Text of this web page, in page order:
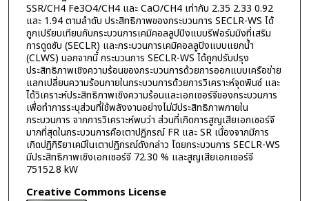
SSR/CH4 Fe3O4/CH4 และ CaO/CH4 เท่ากับ 2.35 2.33 0.92
และ 1.94 ตามลำดับ ประสิทธิภาพของกระบวนการ SECLR-WS ได้
ถูกเปรียบเทียบกับกระบวนการเคมิคอลลูปปิงแบบรีฟอร์มมิงที่เสริม
การดูดซับ (SECLR) และกระบวนการเคมิคอลลูปิงแบบแยกน้ำ
(CLWS) นอกจากนี้ กระบวนการ SECLR-WS ได้ถูกปรับปรุง
ประสิทธิภาพเชิงความร้อนของกระบวนการด้วยการออกแบบเครือข่าย
แลกเปลี่ยนความร้อนภายในกระบวนการด้วยการวิเคราะห์จุดพินซ์ และ
ได้วิเคราะห์ประสิทธิภาพเชิงความร้อนและเอกเซอร์จีของกระบวนการ
เพื่อทำการระบุส่วนที่ใช้พลังงานอย่างไม่มีประสิทธิภาพภายใน
กระบวนการ จากการวิเคราะห์พบว่า ส่วนที่เกิดการสูญเสียเอกเซอร์จี
มากที่สุดในกระบวนการคือเตาปฏิกรณ์ FR และ SR เนื่องจากมีการ
เกิดปฏิกิริยาเคมีในเตาปฏิกรณ์ดังกล่าว โดยกระบวนการ SECLR-WS
มีประสิทธิภาพเชิงเอกเซอร์จี 72.30 % และสูญเสียเอกเซอร์จี
75152.8 kW
Creative Commons License